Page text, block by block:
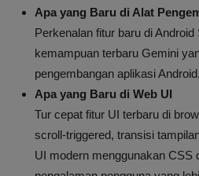
Apa yang Baru di Alat
Perkenalan fitur baru di
kemampuan terbaru Gemini
pengembangan aplikasi Android.
Apa yang Baru di Web UI
Tur cepat fitur UI terbaru di
scroll-triggered, transisi
UI modern menggunakan CSS